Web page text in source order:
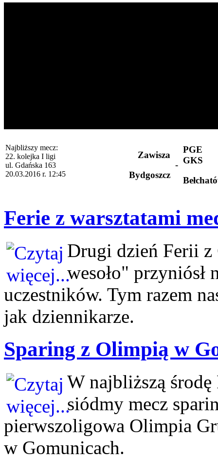
Najbliższy mecz:
22. kolejka I ligi
ul. Gdańska 163
20.03.2016 r. 12:45
Zawisza
Bydgoszcz
-
PGE
GKS
Ferie z warsztatami
Drugi dzień Ferii z
wesoło" przyniósł
uczestników. Tym razem
jak dziennikarze.
Sparing z Olimpią w
W najbliższą środę
siódmy mecz
pierwszoligowa Olimpia
w Gomunicach.